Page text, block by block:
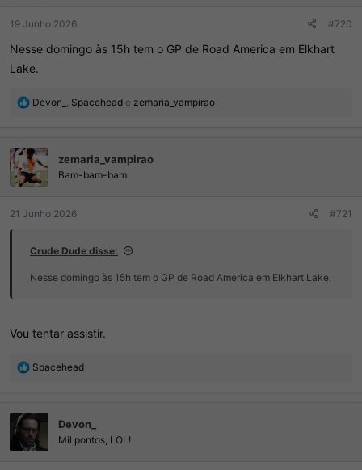
19 Junho 2026 #720
Nesse domingo às 15h tem o GP de Road America em Elkhart
Lake.
R
õ
e
s
Devon_ Spacehead e zemaria_vampirao
zemaria_vampirao
Bam-bam-bam
21 Junho 2026 #721
Crude Dude disse:
Nesse domingo às 15h tem o GP de Road America em Elkhart Lake.
Vou tentar assistir.
R
õ
e
s
Spacehead
Devon_
Mil pontos, LOL!